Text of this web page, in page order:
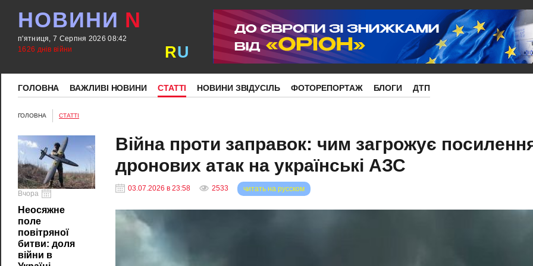
НОВИНИ N
п'ятниця, 7 Серпня 2026 08:42
1626 днів війни
RU
ГОЛОВНА ВАЖЛИВІ НОВИНИ СТАТТІ НОВИНИ ЗВІДУСІЛЬ ФОТОРЕПОРТАЖ БЛОГИ ДТП
ГОЛОВНА СТАТТІ
Вчора
Неосяжне
поле
повітряної
битви: доля
війни в
Війна проти заправок: чим загрожує
дронових атак на українські АЗС
03.07.2026 в 23:58 2533 читать на русском